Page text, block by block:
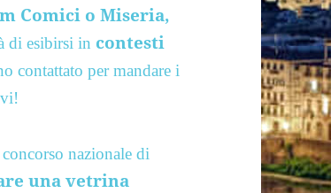
Comici o Miseria,
di esibirsi in contesti
contattato per mandare i
nazionale di
una vetrina